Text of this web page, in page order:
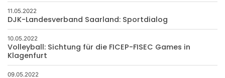
11.05.2022
DJK-Landesverband Saarland: Sportdialog
10.05.2022
Volleyball: Sichtung für die FICEP-FISEC Games in
Klagenfurt
09.05.2022